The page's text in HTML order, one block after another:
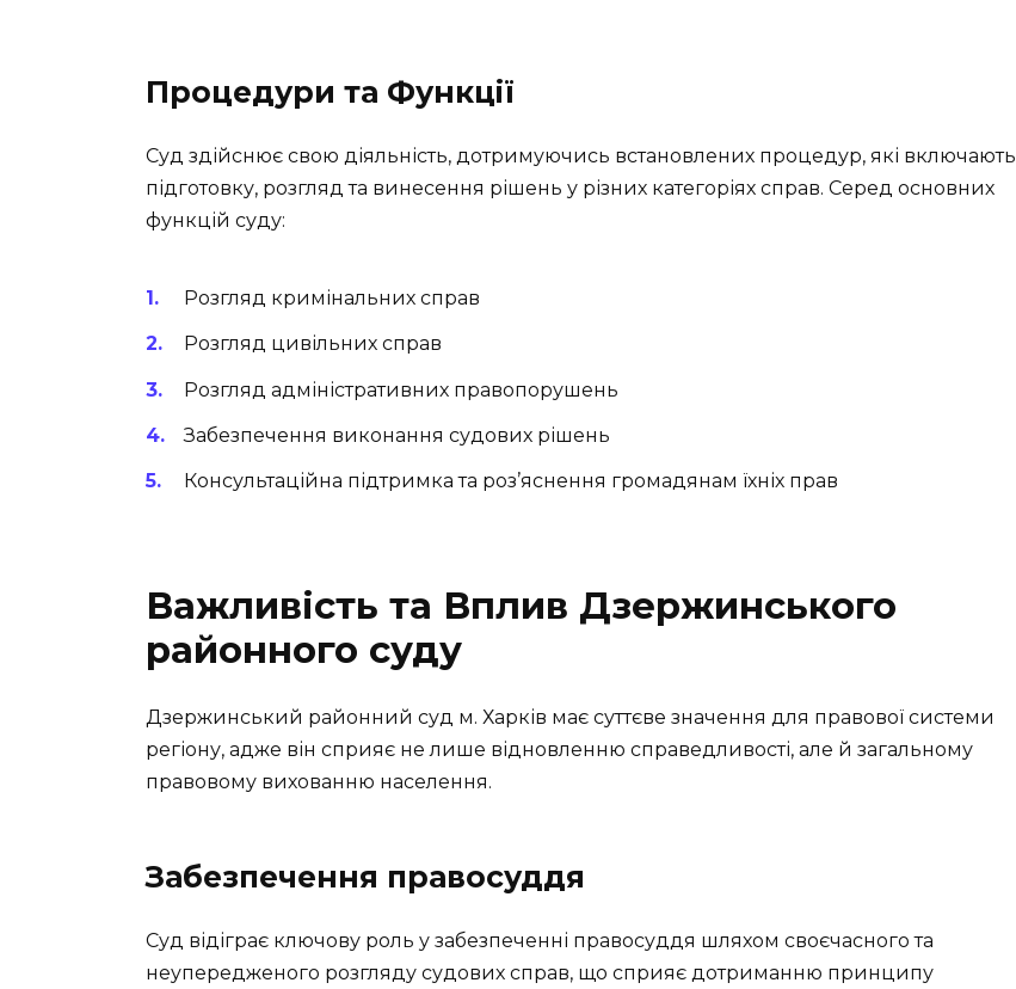
Процедури та Функції
Суд здійснює свою діяльність, дотримуючись встановлених процедур, які включають
підготовку, розгляд та винесення рішень у різних категоріях справ. Серед основних
функцій суду:
Розгляд кримінальних справ
Розгляд цивільних справ
Розгляд адміністративних правопорушень
Забезпечення виконання судових рішень
Консультаційна підтримка та роз’яснення громадянам їхніх прав
Важливість та Вплив Дзержинського
районного суду
Дзержинський районний суд м. Харків має суттєве значення для правової системи
регіону, адже він сприяє не лише відновленню справедливості, але й загальному
правовому вихованню населення.
Забезпечення правосуддя
Суд відіграє ключову роль у забезпеченні правосуддя шляхом своєчасного та
неупередженого розгляду судових справ, що сприяє дотриманню принципу